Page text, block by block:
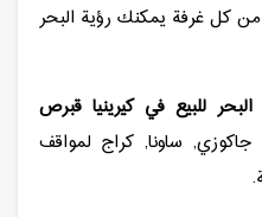
من كل غرفة يمكنك رؤية البحر
للبيع في كيرينيا قبرص
جاكوزي, ساونا, كراج لمواقف